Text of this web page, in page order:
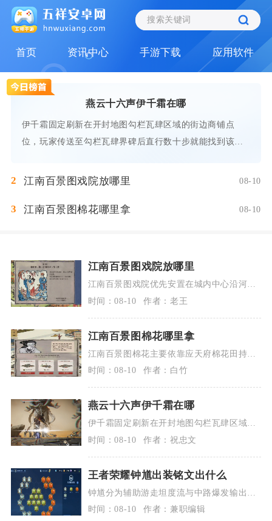
首页 资讯中心 手游下载 应用软件
燕云十六声伊千霜在哪
伊千霜固定刷新在开封地图勾栏瓦肆区域的街边商铺点
位，玩家传送至勾栏瓦肆界碑后直行数十步就能找到该
2 江南百景图戏院放哪里 08-10
3 江南百景图棉花哪里拿 08-10
江南百景图戏院放哪里
江南百景图戏院优先安置在城内中心沿河娱
乐片区，紧邻民居、酒楼与琴楼集中摆放，
兼顾...
时间：08-10 作者：老王
江南百景图棉花哪里拿
江南百景图棉花主要依靠应天府棉花田持续
种植产出，其次可通过应天府探险地图采集
获取...
时间：08-10 作者：白竹
燕云十六声伊千霜在哪
伊千霜固定刷新在开封地图勾栏瓦肆区域的
街边商铺点位，玩家传送至勾栏瓦肆界碑后
直行...
时间：08-10 作者：祝忠文
王者荣耀钟馗出装铭文出什么
钟馗分为辅助游走坦度流与中路爆发输出流
两套成熟出装铭文，辅助铭文10宿命+10
调...
时间：08-10 作者：兼职编辑